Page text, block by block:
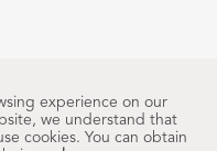
experience on our
we understand that
cookies. You can obtain